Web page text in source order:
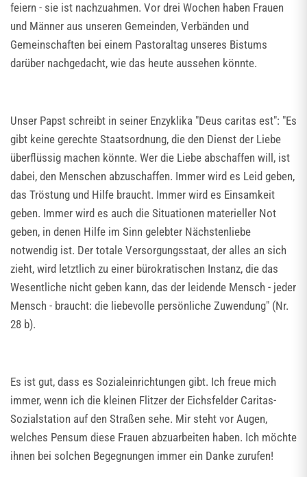
feiern - sie ist nachzuahmen. Vor drei Wochen haben Frauen
und Männer aus unseren Gemeinden, Verbänden und
Gemeinschaften bei einem Pastoraltag unseres Bistums
darüber nachgedacht, wie das heute aussehen könnte.
Unser Papst schreibt in seiner Enzyklika "Deus caritas est": "Es
gibt keine gerechte Staatsordnung, die den Dienst der Liebe
überflüssig machen könnte. Wer die Liebe abschaffen will, ist
dabei, den Menschen abzuschaffen. Immer wird es Leid geben,
das Tröstung und Hilfe braucht. Immer wird es Einsamkeit
geben. Immer wird es auch die Situationen materieller Not
geben, in denen Hilfe im Sinn gelebter Nächstenliebe
notwendig ist. Der totale Versorgungsstaat, der alles an sich
zieht, wird letztlich zu einer bürokratischen Instanz, die das
Wesentliche nicht geben kann, das der leidende Mensch - jeder
Mensch - braucht: die liebevolle persönliche Zuwendung" (Nr.
28 b).
Es ist gut, dass es Sozialeinrichtungen gibt. Ich freue mich
immer, wenn ich die kleinen Flitzer der Eichsfelder Caritas-
Sozialstation auf den Straßen sehe. Mir steht vor Augen,
welches Pensum diese Frauen abzuarbeiten haben. Ich möchte
ihnen bei solchen Begegnungen immer ein Danke zurufen!